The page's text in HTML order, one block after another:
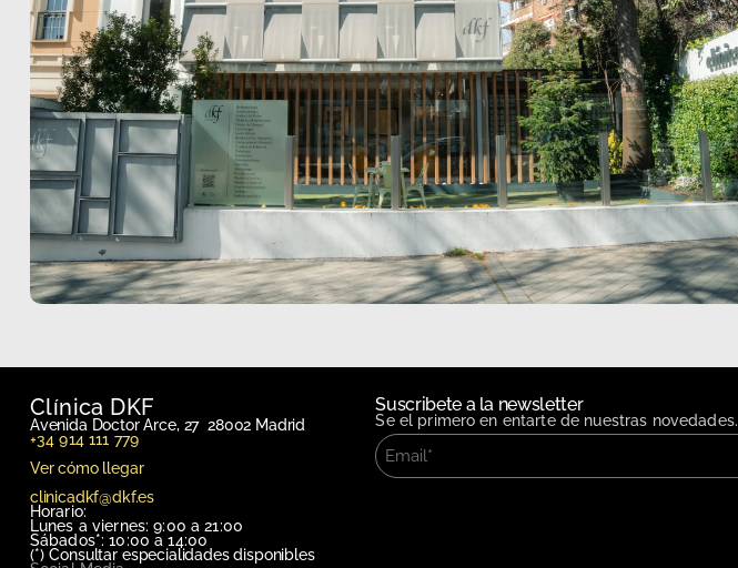
Clínica DKF
Avenida Doctor Arce, 27 28002 Madrid
+34 914 111 779
Ver cómo llegar
clinicadkf@dkf.es
Horario:
Lunes a viernes: 9:00 a 21:00
Sábados*: 10:00 a 14:00
(*)Consultar especialidades disponibles
Suscribete a la newsletter
Se el primero en entarte de nuestras novedades.